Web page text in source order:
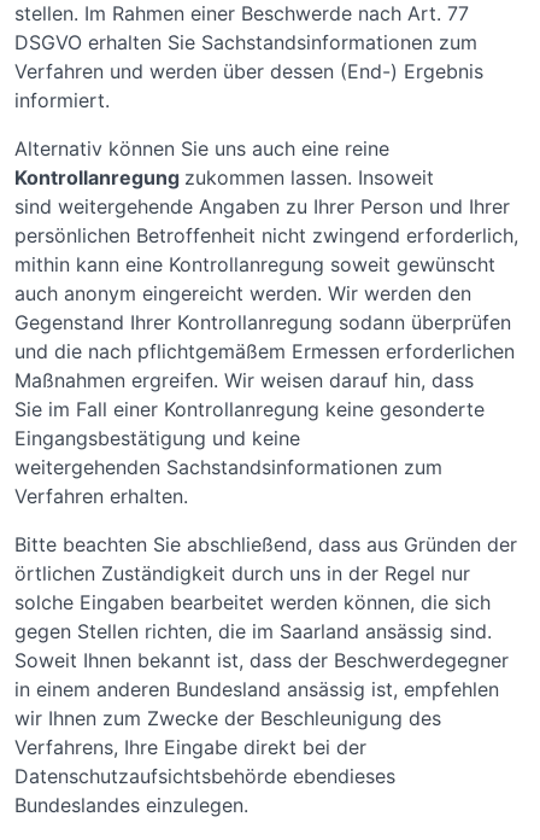
stellen. Im Rahmen einer Beschwerde nach Art. 77
DSGVO erhalten Sie Sachstandsinformationen zum
Verfahren und werden über dessen (End-) Ergebnis
informiert.
Alternativ können Sie uns auch eine reine
Kontrollanregung zukommen lassen. Insoweit
sind weitergehende Angaben zu Ihrer Person und Ihrer
persönlichen Betroffenheit nicht zwingend erforderlich,
mithin kann eine Kontrollanregung soweit gewünscht
auch anonym eingereicht werden. Wir werden den
Gegenstand Ihrer Kontrollanregung sodann überprüfen
und die nach pflichtgemäßem Ermessen erforderlichen
Maßnahmen ergreifen. Wir weisen darauf hin, dass
Sie im Fall einer Kontrollanregung keine gesonderte
Eingangsbestätigung und keine
weitergehenden Sachstandsinformationen zum
Verfahren erhalten.
Bitte beachten Sie abschließend, dass aus Gründen der
örtlichen Zuständigkeit durch uns in der Regel nur
solche Eingaben bearbeitet werden können, die sich
gegen Stellen richten, die im Saarland ansässig sind.
Soweit Ihnen bekannt ist, dass der Beschwerdegegner
in einem anderen Bundesland ansässig ist, empfehlen
wir Ihnen zum Zwecke der Beschleunigung des
Verfahrens, Ihre Eingabe direkt bei der
Datenschutzaufsichtsbehörde ebendieses
Bundeslandes einzulegen.